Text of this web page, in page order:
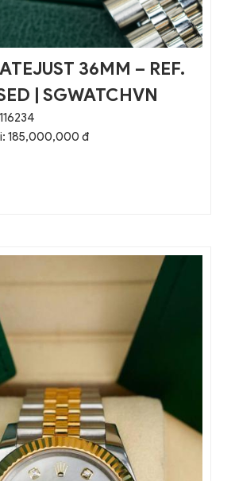
36MM – REF.
| SGWATCHVN
185,000,000 đ